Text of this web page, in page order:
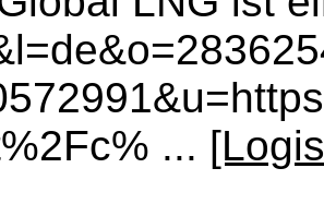
...